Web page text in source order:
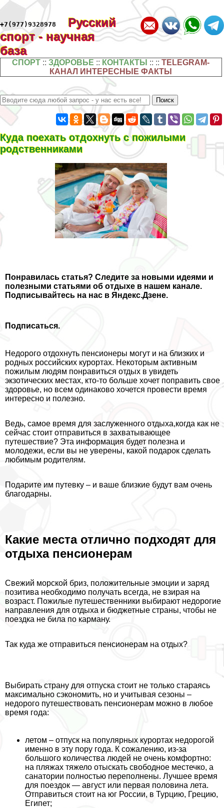
+7(977)9328978
Русский
спорт - научная
база
СПОРТ ::ЗДОРОВЬЕ :: КОНТАКТЫ :: ::TELEGRAM-
КАНАЛ ИНТЕРЕСНЫЕ ФАКТЫ
Куда поехать отдохнуть с пожилыми
родственниками
Понравилась статья? Следите за новыми идеями и
полезными статьями об отдыхе в нашем канале.
Подписывайтесь на нас в Яндекс.Дзене.
Подписаться.
Недорого отдохнуть пенсионеры могут и на близких и
родных российских курортах. Некоторым активным
пожилым людям понравиться отдых в увидеть
экзотических местах, кто-то больше хочет поправить свое
здоровье, но всем одинаково хочется провести время
интересно и полезно.
Ведь, самое время для заслуженного отдыха,когда как не
сейчас стоит отправиться в захватывающее
путешествие? Эта информация будет полезна и
молодежи, если вы не уверены, какой подарок сделать
любимым родителям.
Подарите им путевку – и ваше близкие будут вам очень
благодарны.
Какие места отлично подходят для
отдыха пенсионерам
Свежий морской бриз, положительные эмоции и заряд
позитива необходимо получать всегда, не взирая на
возраст. Пожилые путешественники выбирают недорогие
направления для отдыха и бюджетные страны, чтобы не
поездка не била по карману.
Так куда же отправиться пенсионерам на отдых?
Выбирать страну для отпуска стоит не только стараясь
максимально сэкономить, но и учитывая сезоны –
недорого путешествовать пенсионерам можно в любое
время года:
летом – отпуск на популярных курортах недорогой
именно в эту пору года. К сожалению, из-за
большого количества людей не очень комфортно:
на пляжах тяжело отыскать свободное местечко, а
санатории полностью переполнены. Лучшее время
для поездок — август или первая половина лета.
Отправиться стоит на юг России, в Турцию, Грецию,
Египет;